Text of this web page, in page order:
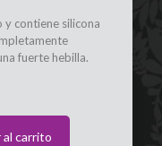
contiene silicona
fuerte hebilla.
al carrito